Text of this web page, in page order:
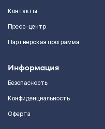
Контакты
Пресс-центр
Партнерская программа
Информация
Безопасность
Конфиденциальность
Оферта